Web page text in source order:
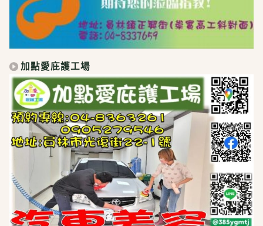
加點愛庇護工場